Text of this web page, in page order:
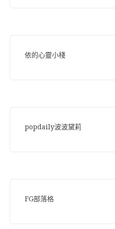
依的心靈小棧
popdaily波波黛莉
FG部落格